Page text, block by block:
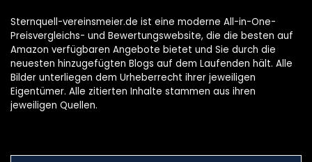
Sternquell-vereinsmeier.de ist eine moderne All-in-One-
Preisvergleichs- und Bewertungswebsite, die die besten auf
Amazon verfügbaren Angebote bietet und Sie durch die
neuesten hinzugefügten Blogs auf dem Laufenden hält. Alle
Bilder unterliegen dem Urheberrecht ihrer jeweiligen
Eigentümer. Alle zitierten Inhalte stammen aus ihren
jeweiligen Quellen.